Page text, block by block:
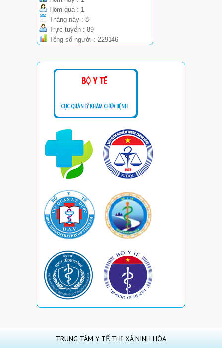
Hôm qua : 1
Tháng này : 8
Trực tuyến : 89
Tổng số người : 229146
TRUNG TÂM Y TẾ THỊ XÃ NINH HÒA